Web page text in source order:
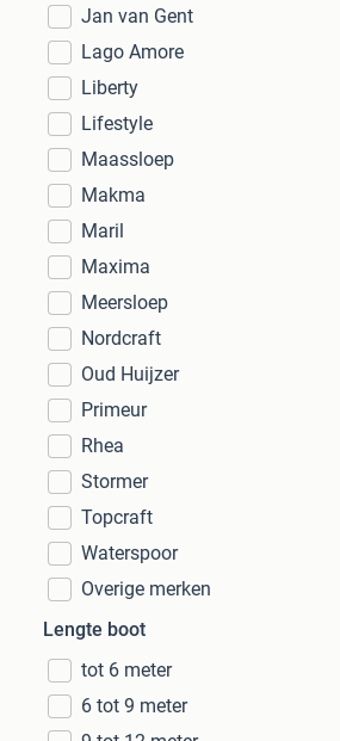
Jan van Gent
Lago Amore
Liberty
Lifestyle
Maassloep
Makma
Maril
Maxima
Meersloep
Nordcraft
Oud Huijzer
Primeur
Rhea
Stormer
Topcraft
Waterspoor
Overige merken
Lengte boot
tot 6 meter
6 tot 9 meter